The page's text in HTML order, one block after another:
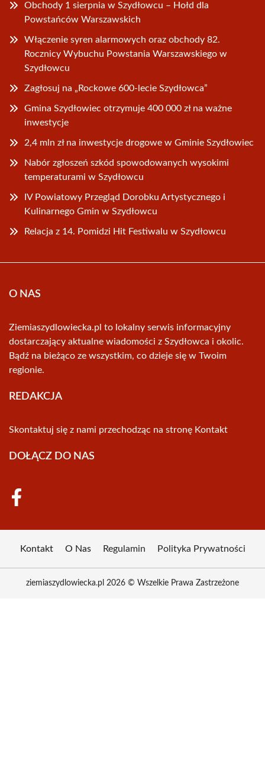
Obchody 1 sierpnia w Szydłowcu – Hołd dla
Powstańców Warszawskich
Włączenie syren alarmowych oraz obchody 82.
Rocznicy Wybuchu Powstania Warszawskiego w
Szydłowcu
Zagłosuj na „Rockowe 600-lecie Szydłowca”
Gmina Szydłowiec otrzymuje 400 000 zł na ważne
inwestycje
2,4 mln zł na inwestycje drogowe w Gminie Szydłowiec
Nabór zgłoszeń szkód spowodowanych wysokimi
temperaturami w Szydłowcu
IV Powiatowy Przegląd Dorobku Artystycznego i
Kulinarnego Gmin w Szydłowcu
Relacja z 14. Pomidzi Hit Festiwalu w Szydłowcu
O NAS
Ziemiaszydlowiecka.pl to lokalny serwis informacyjny
dostarczający aktualne wiadomości z Szydłowca i okolic.
Bądź na bieżąco ze wszystkim, co dzieje się w Twoim
regionie.
REDAKCJA
Skontaktuj się z nami przechodząc na stronę Kontakt
DOŁĄCZ DO NAS
Kontakt O Nas Regulamin Polityka Prywatności
ziemiaszydlowiecka.pl 2026 © Wszelkie Prawa Zastrzeżone